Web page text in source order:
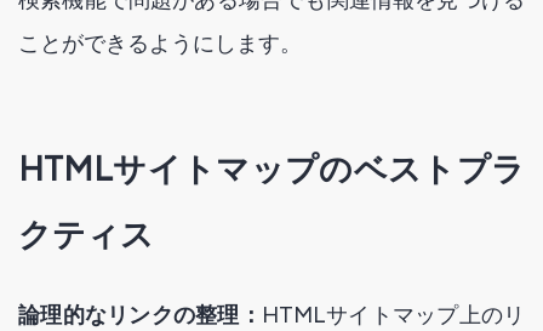
ことができるようにします。
HTMLサイトマップのベストプラ
クティス
論理的なリンクの整理： HTMLサイトマップ上のリ